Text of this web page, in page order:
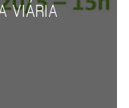
VIÁRIA